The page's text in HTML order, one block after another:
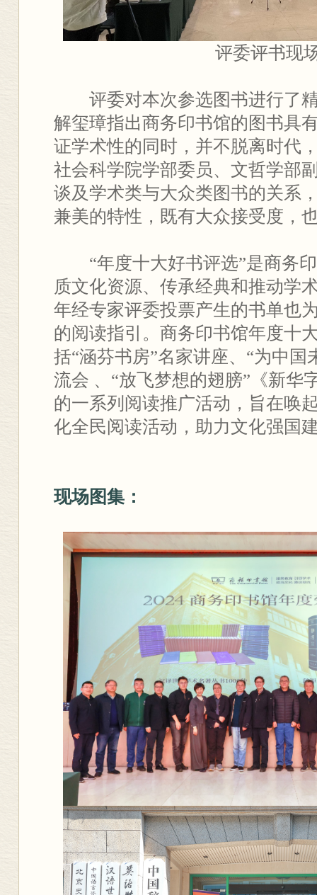
评委评书现
评委对本次参选图书进行了精
解玺璋指出商务印书馆的图书具
证学术性的同时，并不脱离时代
社会科学院学部委员、文哲学部
谈及学术类与大众类图书的关系
兼美的特性，既有大众接受度，
“年度十大好书评选”是商务印
质文化资源、传承经典和推动学
年经专家评委投票产生的书单也
的阅读指引。商务印书馆年度十
括“涵芬书房”名家讲座、“为中国
流会 、“放飞梦想的翅膀”《新华
的一系列阅读推广活动，旨在唤
化全民阅读活动，助力文化强国
现场图集：